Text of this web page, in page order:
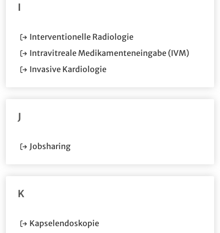
I
Interventionelle Radiologie(Öffnet im neuen
Intravitreale Medikamenteneingabe (IVM)(Öffnet
Invasive Kardiologie(Öffnet im neuen Fenster.)
J
Jobsharing(Öffnet im neuen Fenster.)
K
Kapselendoskopie(Öffnet im neuen Fenster.)